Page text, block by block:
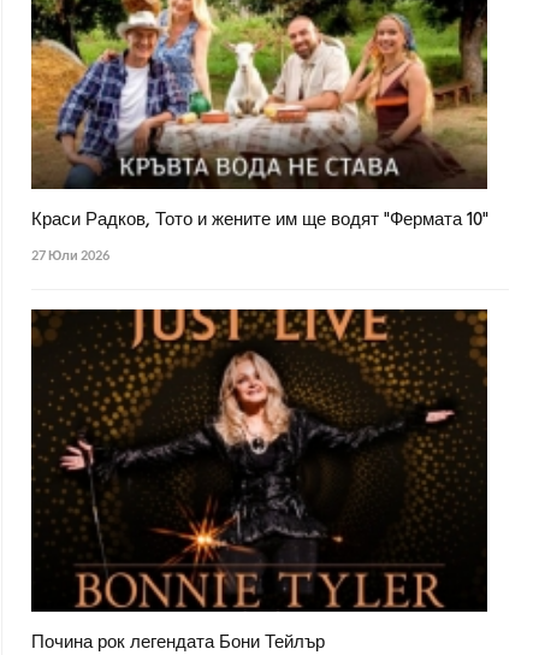
Краси Радков, Тото и жените им ще водят "Фермата 10"
27 Юли 2026
Почина рок легендата Бони Тейлър